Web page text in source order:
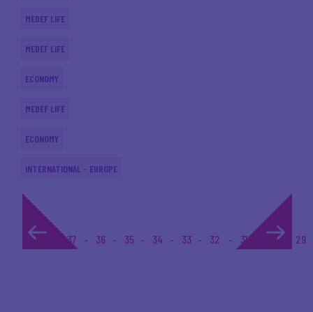
MEDEF LIFE
MEDEF LIFE
ECONOMY
MEDEF LIFE
ECONOMY
INTERNATIONAL - EUROPE
1... 37 36 35 34 33 32 31 30 29